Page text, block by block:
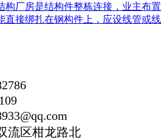
构厂房是结构件整栋连接，业主布置
直接绑扎在钢构件上，应设线管或线
流区柑龙路北